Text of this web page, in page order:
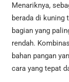
Menariknya,
berada di kuning
bagian yang
rendah.
bahan pangan
cara yang tepat